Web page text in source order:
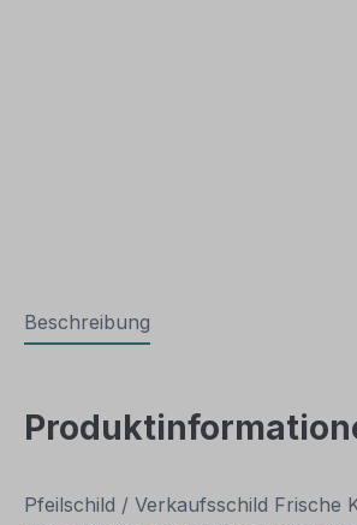
Beschreibung
Pfeilschild / Verkaufsschild Frische